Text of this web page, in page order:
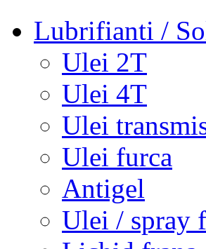
Lubrifianti /
Ulei 2T
Ulei 4T
Ulei
Ulei furca
Antigel
Ulei / spray